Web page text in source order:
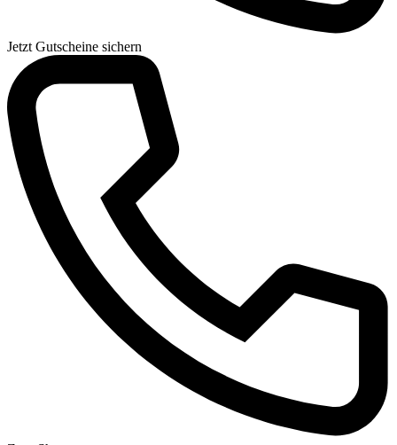
Jetzt Gutscheine sichern